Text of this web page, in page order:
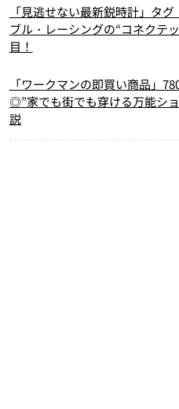
「見逃せない最新鋭時計」タ
ブル・レーシングの“コネクテ
目！
「ワークマンの即買い商品」
◎”家でも街でも穿ける万能シ
説